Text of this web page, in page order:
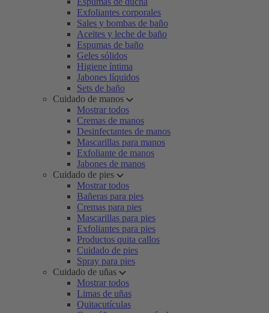
Exfoliantes corporales
Sales y bombas de baño
Aceites y leche de baño
Espumas de baño
Geles sólidos
Higiene íntima
Jabones líquidos
Sets de baño
Cuidado de manos
Mostrar todos
Cremas de manos
Desinfectantes de manos
Mascarillas para manos
Exfoliante de manos
Jabones de manos
Cuidado de pies
Mostrar todos
Bañeras para pies
Cremas para pies
Mascarillas para pies
Exfoliantes para pies
Productos quita callos
Cuidado de pies
Spray para pies
Cuidado de uñas
Mostrar todos
Limas de uñas
Quitacutículas